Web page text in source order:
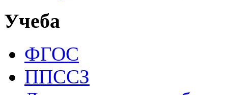
Учеба
ФГОС
ППССЗ